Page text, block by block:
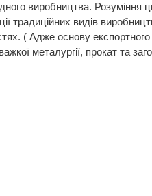
виробництва. Розуміння
традиційних видів
( Адже основу
металургії, прокат та